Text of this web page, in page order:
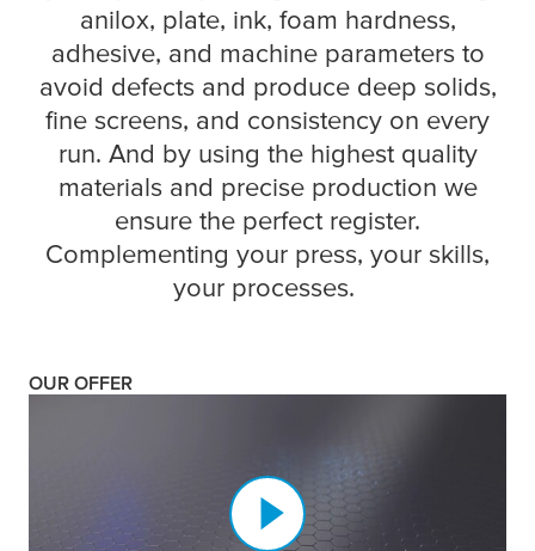
anilox, plate, ink, foam hardness,
adhesive, and machine parameters to
avoid defects and produce deep solids,
fine screens, and consistency on every
run. And by using the highest quality
materials and precise production we
ensure the perfect register.
Complementing your press, your skills,
your processes.
OUR OFFER